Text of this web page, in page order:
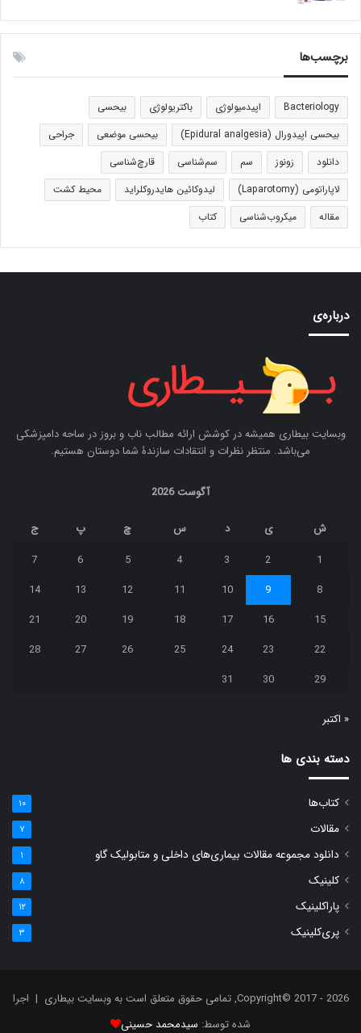
برچسب‌ها
Bacteriology اپیدمیولوژی باکتریولوژی
بیحسی
بیحسی اپیدورال (Epidural analgesia)
بیحسی موضعی
جراحی
دانلود
زونوز سم سم‌شناسی
قارچ‌شناسی
لاپاراتومی (Laparotomy)
لیدوکائین هایدروکلراید
محیط کشت
مقاله
میکروب‌شناسی کتاب
درباره‌ی
وبسایت بیطاری همیشه در کوشش ارائه مطالب ناب و بروز در ساحه دامپزشکی
می‌باشد. منتظر نظرات و انتقادات سازندۀ شما دوستان هستیم.
آگوست 2026
ش ی د س چ پ
ج
1
2
3
4
5
6
7
8
9
10
11
12
13
14
15
16
17
18
19
20
21
22
23
24
25
26
27
28
29
30
31
« اکتبر
دسته بندی ها
کتاب‌ها ۱۰
مقالات ۷
دانلود مجموعه مقالات بیماری‌های داخلی و متابولیک گاو ۱
کلینیک ۸
پاراکلینیک ۱۲
پری‌کلینیک ۳
Copyright© 2017 - 2026, تمامی حقوق متعلق است به وبسایت بیطاری | اجرا
شده توسط: سیدمحمد حسینی